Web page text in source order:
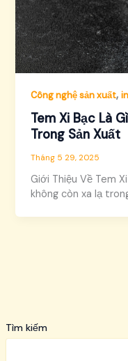
Tìm kiếm
Công nghệ sản xuất,
Tem Xi Bạc Là
Trong Sản Xuất
Tháng 5 29, 2025
Giới Thiệu Về Tem
không còn xa lạ